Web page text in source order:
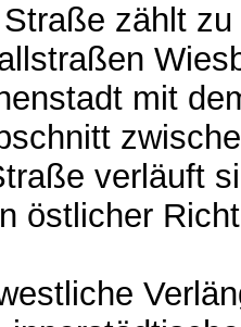
zählt
mit
verläuft
östlicher